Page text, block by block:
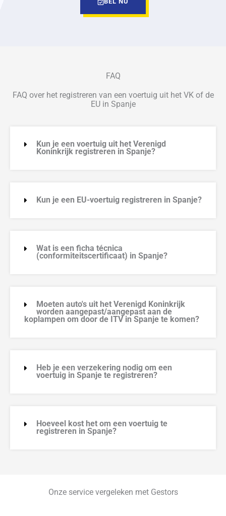
FAQ
FAQ over het registreren van een voertuig uit het VK of de
EU in Spanje
Kun je een voertuig uit het Verenigd
Koninkrijk registreren in Spanje?
Kun je een EU-voertuig registreren in Spanje?
Wat is een ficha técnica
(conformiteitscertificaat) in Spanje?
Moeten auto's uit het Verenigd Koninkrijk
worden aangepast/aangepast aan de
koplampen om door de ITV in Spanje te komen?
Heb je een verzekering nodig om een
voertuig in Spanje te registreren?
Hoeveel kost het om een voertuig te
registreren in Spanje?
Onze service vergeleken met Gestors